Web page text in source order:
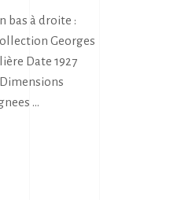
bas à droite :
Georges
Date 1927